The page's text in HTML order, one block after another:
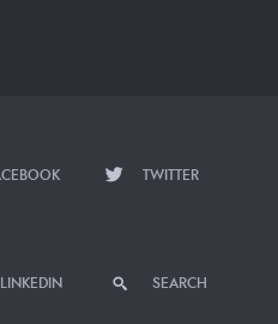
TWITTER
LINKEDIN SEARCH